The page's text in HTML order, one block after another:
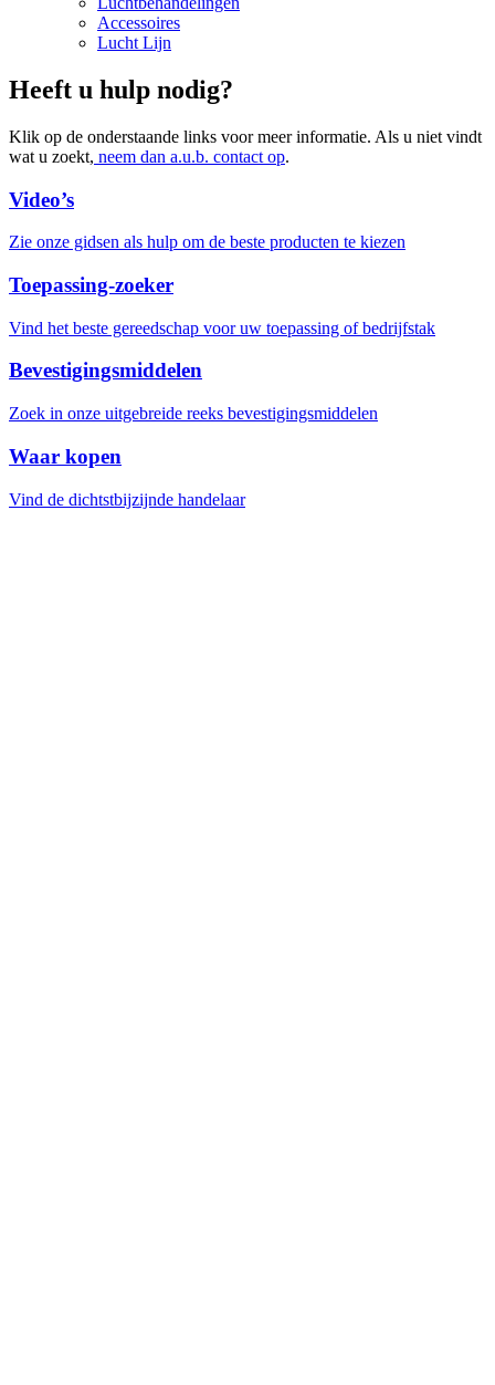
Accessoires
Lucht Lijn
Heeft u hulp nodig?
Klik op de onderstaande links voor meer informatie. Als u niet vindt
wat u zoekt, neem dan a.u.b. contact op.
Video’s
Zie onze gidsen als hulp om de beste producten te kiezen
Toepassing-zoeker
Vind het beste gereedschap voor uw toepassing of bedrijfstak
Bevestigingsmiddelen
Zoek in onze uitgebreide reeks bevestigingsmiddelen
Waar kopen
Vind de dichtstbijzijnde handelaar